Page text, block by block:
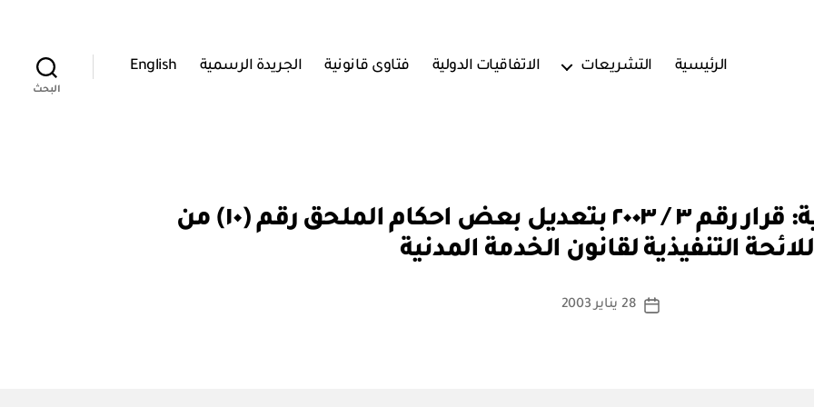
الرئيسية التشريعات الاتفاقيات الدولية فتاوى قانونية الجريدة الرسمية English
البحث
مجلس الخدمة المدنية: قرار رقم ٣ / ٢٠٠٣ بتعديل بعض احكام الملحق رقم (١٠) من
التنفيذية لقانون الخدمة المدنية
كاتب
ا
س
ة
تاريخ
28 يناير 2003